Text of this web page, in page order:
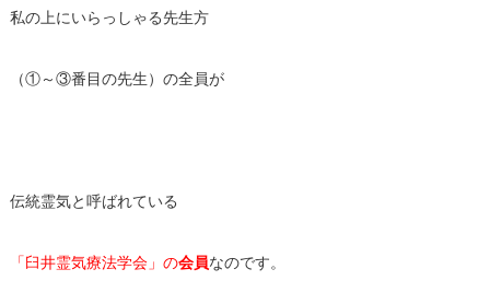
私の上にいらっしゃる先生方
（①～③番目の先生）の全員が
伝統霊気と呼ばれている
「臼井霊気療法学会」の会員なのです。